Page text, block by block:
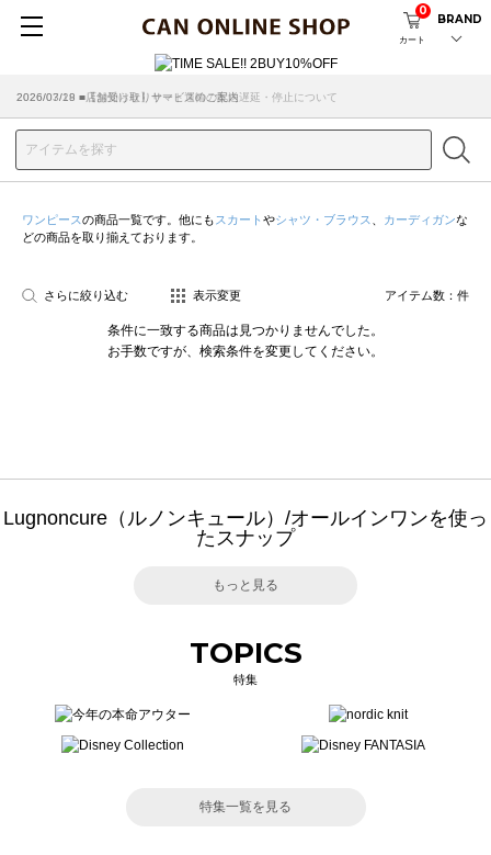
カート
0
BRAND
2026/07/29 ■【お知らせ】ヤマト運輸の配送遅延・停止について
2026/03/18 ■店舗受け取りサービスのご案内
ワンピースの商品一覧です。他にも スカート やシャツ・ブラウス カーディガンな
どの商品を取り揃えております。
さらに絞り込む 表示変更 アイテム数： 件
条件に一致する商品は見つかりませんでした。
お手数ですが、検索条件を変更してください。
Lugnoncure（ルノンキュール）/オールインワンを使っ
たスナップ
もっと見る
TOPICS
特集
特集一覧を見る